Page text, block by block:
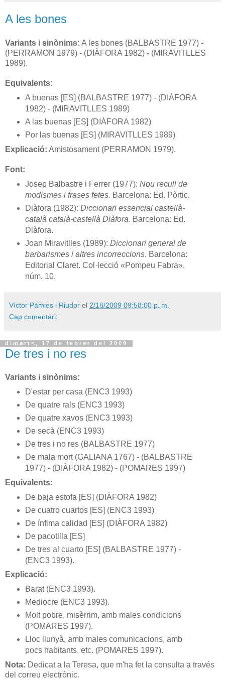
A les bones
Variants i sinònims: A les bones (BALBASTRE 1977) -
(PERRAMON 1979) - (DIÀFORA 1982) - (MIRAVITLLES
1989).
Equivalents:
A buenas [ES] (BALBASTRE 1977) - (DIÀFORA
1982) - (MIRAVITLLES 1989)
A las buenas [ES] (DIÀFORA 1982)
Por las buenas [ES] (MIRAVITLLES 1989)
Explicació: Amistosament (PERRAMON 1979).
Font:
Josep Balbastre i Ferrer (1977): Nou recull de
modismes i frases fetes. Barcelona: Ed. Pòrtic.
Diàfora (1982): Diccionari essencial castellà-
català català-castellà Diàfora. Barcelona: Ed.
Diàfora.
Joan Miravitlles (1989): Diccionari general de
barbarismes i altres incorreccions. Barcelona:
Editorial Claret. Col·lecció «Pompeu Fabra»,
núm. 10.
Víctor Pàmies i Riudor el 2/18/2009 09:58:00 p. m.
Cap comentari:
dimarts, 17 de febrer del 2009
De tres i no res
Variants i sinònims:
D'estar per casa (ENC3 1993)
De quatre rals (ENC3 1993)
De quatre xavos (ENC3 1993)
De secà (ENC3 1993)
De tres i no res (BALBASTRE 1977)
De mala mort (GALIANA 1767) - (BALBASTRE
1977) - (DIÀFORA 1982) - (POMARES 1997)
Equivalents:
De baja estofa [ES] (DIÀFORA 1982)
De cuatro cuartos [ES] (ENC3 1993)
De ínfima calidad [ES] (DIÀFORA 1982)
De pacotilla [ES]
De tres al cuarto [ES] (BALBASTRE 1977) -
(ENC3 1993).
Explicació:
Barat (ENC3 1993).
Mediocre (ENC3 1993).
Molt pobre, misèrrim, amb males condicions
(POMARES 1997).
Lloc llunyà, amb males comunicacions, amb
pocs habitants, etc. (POMARES 1997).
Nota: Dedicat a la Teresa, que m'ha fet la consulta a través
del correu electrònic.